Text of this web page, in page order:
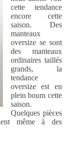
cette tendance
encore cette
saison. Des
manteaux
oversize se sont
des manteaux
ordinaires taillés
grands, la
tendance
oversize est en
plein boum cette
saison.
Quelques pièces
même à des